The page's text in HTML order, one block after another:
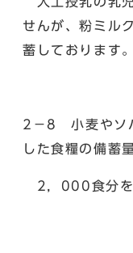
せんが、粉ミル
蓄しております。
2－8 小麦やソ
した食糧の備蓄
2，000食分を